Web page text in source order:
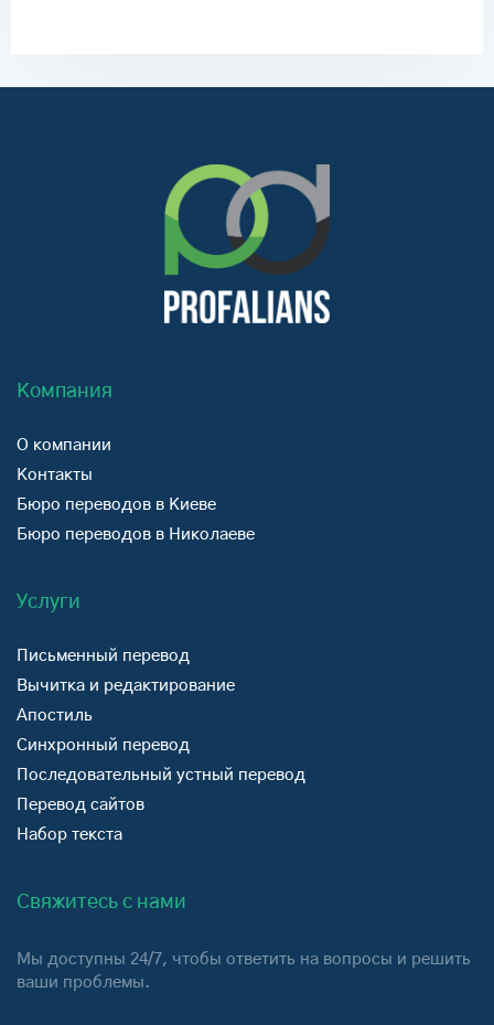
Компания
О компании
Контакты
Бюро переводов в Киеве
Бюро переводов в Николаеве
Услуги
Письменный перевод
Вычитка и редактирование
Апостиль
Синхронный перевод
Последовательный устный перевод
Перевод сайтов
Набор текста
Свяжитесь с нами
Мы доступны 24/7, чтобы ответить на вопросы и решить
ваши проблемы.